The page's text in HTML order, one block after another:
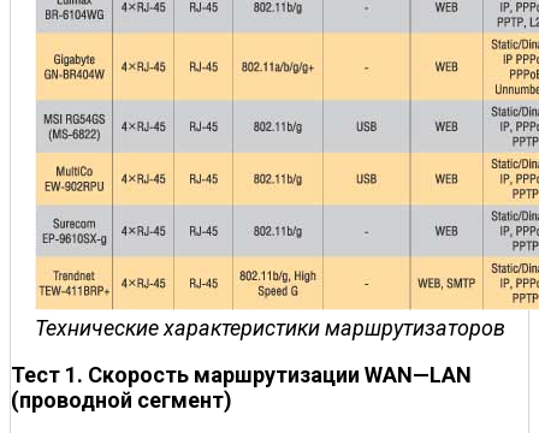
Технические характеристики маршрутизаторов
Тест 1. Скорость маршрутизации WAN—LAN
(проводной сегмент)